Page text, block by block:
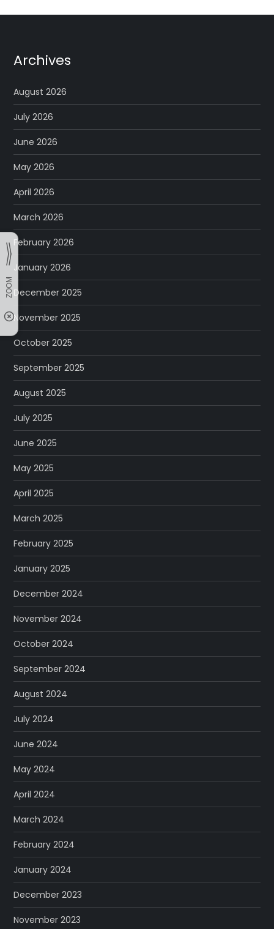
Archives
August 2026
July 2026
June 2026
May 2026
April 2026
March 2026
February 2026
January 2026
December 2025
November 2025
October 2025
September 2025
August 2025
July 2025
June 2025
May 2025
April 2025
March 2025
February 2025
January 2025
December 2024
November 2024
October 2024
September 2024
August 2024
July 2024
June 2024
May 2024
April 2024
March 2024
February 2024
January 2024
December 2023
November 2023